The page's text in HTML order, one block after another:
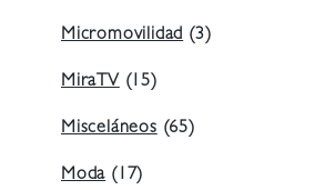
Micromovilidad(3)
MiraTV(15)
Misceláneos(65)
Moda(17)